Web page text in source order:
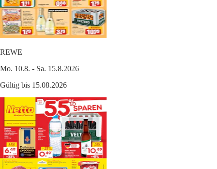
REWE
Mo. 10.8. - Sa. 15.8.2026
Gültig bis 15.08.2026